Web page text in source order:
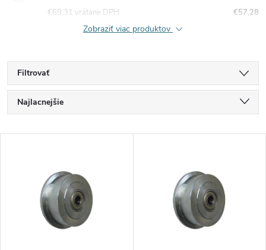
€57,28
€69,31 vrátane DPH
Zobraziť viac produktov
Filtrovať
R
a
Najlacnejšie
Abecedne